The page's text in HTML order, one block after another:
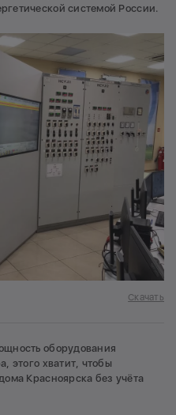
системой России.
Скачать
оборудования
этого хватит, чтобы
Красноярска без учёта